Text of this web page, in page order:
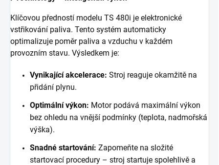
Klíčovou předností modelu TS 480i je elektronické
vstřikování paliva. Tento systém automaticky
optimalizuje poměr paliva a vzduchu v každém
provozním stavu. Výsledkem je:
Vynikající akcelerace: Stroj reaguje okamžitě na
přidání plynu.
Optimální výkon: Motor podává maximální výkon
bez ohledu na vnější podmínky (teplota, nadmořská
výška).
Snadné startování: Zapomeňte na složité
startovací procedury – stroj startuje spolehlivě a